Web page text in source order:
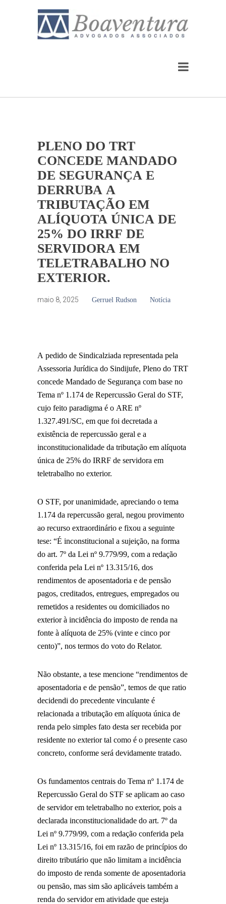
PLENO DO TRT
CONCEDE MANDADO
DE SEGURANÇA E
DERRUBA A
TRIBUTAÇÃO EM
ALÍQUOTA ÚNICA DE
25% DO IRRF DE
SERVIDORA EM
TELETRABALHO NO
EXTERIOR.
maio 8, 2025 Gerruel Rudson Notícia
A pedido de Sindicalziada representada pela
Assessoria Jurídica do Sindijufe, Pleno do TRT
concede Mandado de Segurança com base no
Tema nº 1.174 de Repercussão Geral do STF,
cujo feito paradigma é o ARE nº
1.327.491/SC, em que foi decretada a
existência de repercussão geral e a
inconstitucionalidade da tributação em alíquota
única de 25% do IRRF de servidora em
teletrabalho no exterior.
O STF, por unanimidade, apreciando o tema
1.174 da repercussão geral, negou provimento
ao recurso extraordinário e fixou a seguinte
tese: “É inconstitucional a sujeição, na forma
do art. 7º da Lei nº 9.779/99, com a redação
conferida pela Lei nº 13.315/16, dos
rendimentos de aposentadoria e de pensão
pagos, creditados, entregues, empregados ou
remetidos a residentes ou domiciliados no
exterior à incidência do imposto de renda na
fonte à alíquota de 25% (vinte e cinco por
cento)”, nos termos do voto do Relator.
Não obstante, a tese mencione “rendimentos de
aposentadoria e de pensão”, temos de que ratio
decidendi do precedente vinculante é
relacionada a tributação em alíquota única de
renda pelo simples fato desta ser recebida por
residente no exterior tal como é o presente caso
concreto, conforme será devidamente tratado.
Os fundamentos centrais do Tema nº 1.174 de
Repercussão Geral do STF se aplicam ao caso
de servidor em teletrabalho no exterior, pois a
declarada inconstitucionalidade do art. 7º da
Lei nº 9.779/99, com a redação conferida pela
Lei nº 13.315/16, foi em razão de princípios do
direito tributário que não limitam a incidência
do imposto de renda somente de aposentadoria
ou pensão, mas sim são aplicáveis também a
renda do servidor em atividade que esteja